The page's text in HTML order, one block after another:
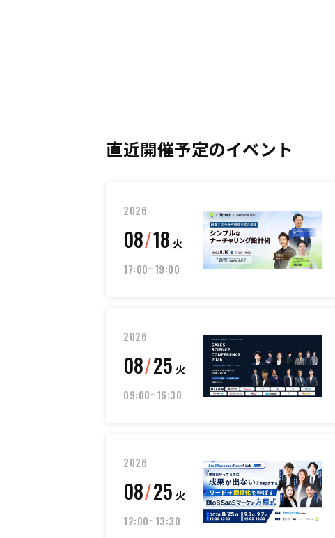
直近開催予定のイベント
2026
08/18 火
17:00~19:00
2026
08/25 火
09:00~16:30
2026
08/25 火
12:00~13:30